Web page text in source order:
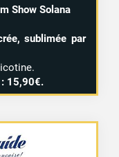
Show Solana
sublimée par
15,90€.